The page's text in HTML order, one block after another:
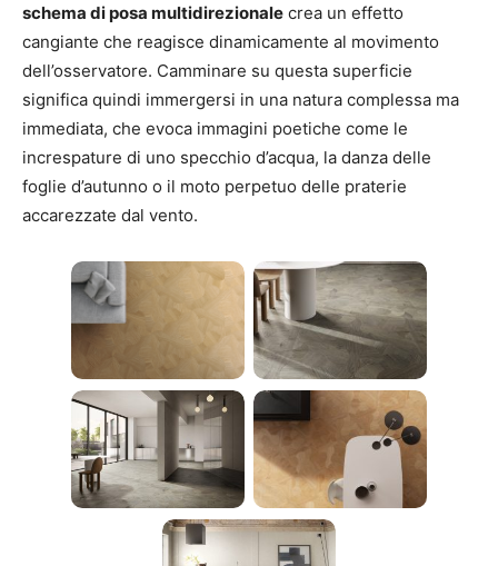
schema di posa multidirezionale crea un effetto
cangiante che reagisce dinamicamente al movimento
dell’osservatore. Camminare su questa superficie
significa quindi immergersi in una natura complessa ma
immediata, che evoca immagini poetiche come le
increspature di uno specchio d’acqua, la danza delle
foglie d’autunno o il moto perpetuo delle praterie
accarezzate dal vento.